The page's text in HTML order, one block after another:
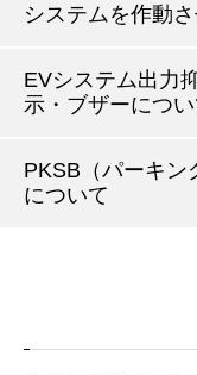
システムを作動
EVシステム出力
示・ブザーについ
PKSB（パーキン
について